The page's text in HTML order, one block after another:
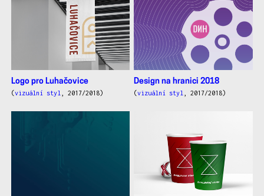
Logo pro Luhačovice
(vizuální styl , 2017/2018)
Design na hranici 2018
(vizuální styl , 2017/2018)